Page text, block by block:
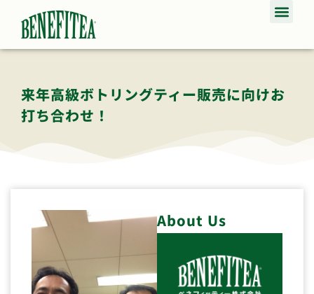
来年高級ボトリングティー販売に向けお
打ち合わせ！
About Us